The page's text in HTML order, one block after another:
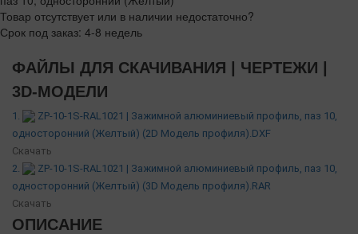
Товар отсутствует или в наличии недостаточно?
Срок под заказ: 4-8 недель
ФАЙЛЫ ДЛЯ СКАЧИВАНИЯ | ЧЕРТЕЖИ |
3D-МОДЕЛИ
1.
ZP-10-1S-RAL1021 | Зажимной алюминиевый профиль, паз 10,
односторонний (Желтый) (2D Модель профиля).DXF
Скачать
2.
ZP-10-1S-RAL1021 | Зажимной алюминиевый профиль, паз 10,
односторонний (Желтый) (3D Модель профиля).RAR
Скачать
ОПИСАНИЕ